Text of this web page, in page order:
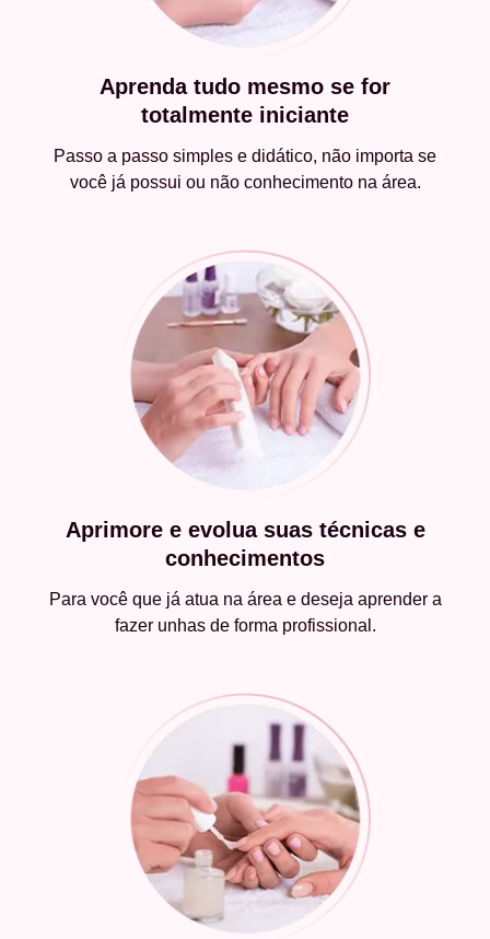
Aprenda tudo mesmo se for
totalmente iniciante
Passo a passo simples e didático, não importa se
você já possui ou não conhecimento na área.
Aprimore e evolua suas técnicas e
conhecimentos
Para você que já atua na área e deseja aprender a
fazer unhas de forma profissional.